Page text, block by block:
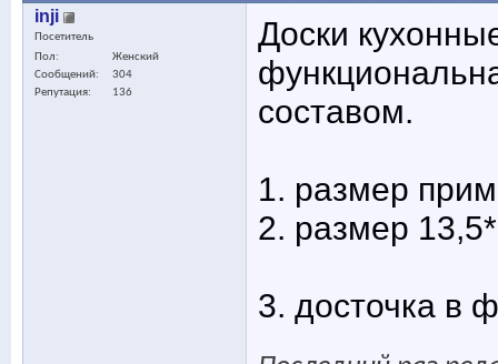
inji
Посетитель
Пол
Женский
Сообщений
304
Репутация
136
Доски
составом.
1. размер
2. размер
3. досточка в